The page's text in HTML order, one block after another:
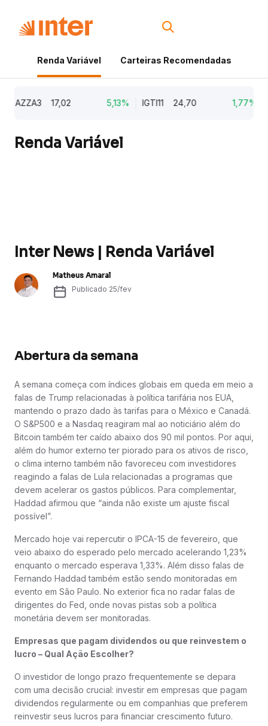
Renda Variável Carteiras Recomendadas
AZZA3 17,02 5,13% IGTI11 24,70 1,77%
Renda Variável
Inter News | Renda Variável
Matheus Amaral
Publicado 25/fev
Abertura da semana
A semana começa com índices globais em queda em meio a
falas de Trump relacionadas à política tarifária nos EUA,
mantendo o prazo dado às tarifas para o México e Canadá.
O S&P500 e a Nasdaq reagiram mal ao noticiário além do
Bitcoin também ter caído abaixo dos 90 mil pontos. Por aqui,
além do humor externo ter piorado para os ativos de risco,
o clima interno também não favoreceu com investidores
reagindo a falas de Lula relacionadas a programas que
devem acelerar os gastos públicos. Para complementar,
Haddad afirmou que “ainda não existe um ajuste fiscal
possível”.
Mercado hoje vai repercutir o IPCA-15 de fevereiro, que
veio abaixo do esperado pelo mercado acelerando 1,23%
enquanto o mercado esperava 1,33%. Além disso falas de
Fernando Haddad também estão sendo monitoradas em
evento em São Paulo. No exterior fica no radar falas de
dirigentes do Fed, onde novas pistas sob a política
monetária devem ser monitoradas.
Empresas que pagam dividendos ou que reinvestem o
lucro – Qual Ação Escolher?
O investidor de longo prazo frequentemente se depara
com uma decisão crucial: investir em empresas que pagam
dividendos regularmente ou em companhias que preferem
reinvestir seus lucros para financiar crescimento futuro.